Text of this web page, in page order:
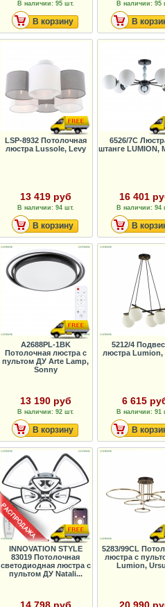
В наличии: 95 шт.
В корзину
В наличии: 95
В
LSP-8932 Потолочная
люстра Lussole, Levy
13 419 руб
В наличии: 94 шт.
В корзину
6526/7C
штанге LUMION,
16 401
В наличии: 94
В
A2688PL-1BK
Потолочная люстра с
пультом ДУ Arte Lamp,
Sonny
13 190 руб
В наличии: 92 шт.
В корзину
5212/4
люстра Lumion,
6 615
В наличии: 91
В
INNOVATION STYLE
83019 Потолочная
светодиодная люстра с
пультом ДУ Natali...
14 798 руб
5283/99CL
люстра с
Lumion,
20 990